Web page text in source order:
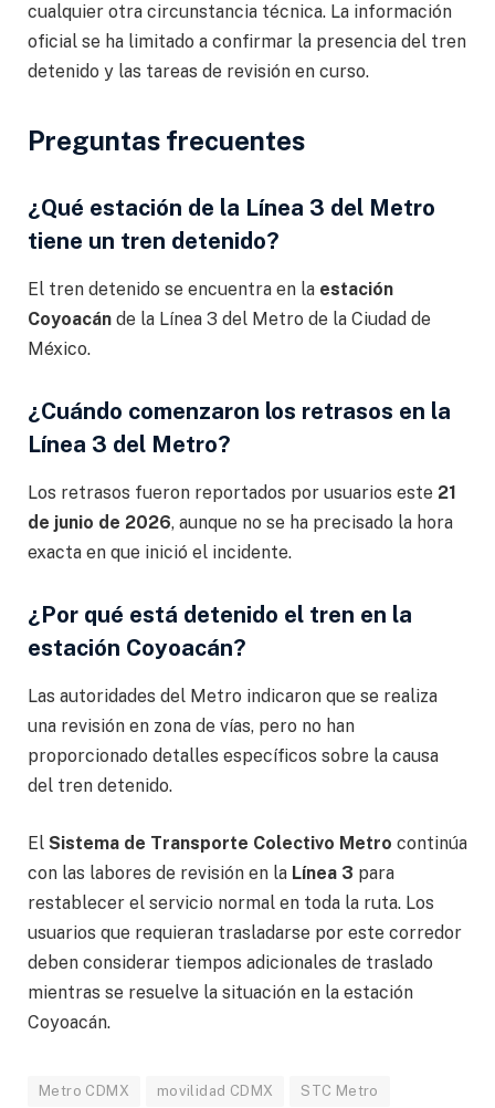
cualquier otra circunstancia técnica. La información
oficial se ha limitado a confirmar la presencia del tren
detenido y las tareas de revisión en curso.
Preguntas frecuentes
¿Qué estación de la Línea 3 del Metro
tiene un tren detenido?
El tren detenido se encuentra en la estación
Coyoacán de la Línea 3 del Metro de la Ciudad de
México.
¿Cuándo comenzaron los retrasos en la
Línea 3 del Metro?
Los retrasos fueron reportados por usuarios este 21
de junio de 2026, aunque no se ha precisado la hora
exacta en que inició el incidente.
¿Por qué está detenido el tren en la
estación Coyoacán?
Las autoridades del Metro indicaron que se realiza
una revisión en zona de vías, pero no han
proporcionado detalles específicos sobre la causa
del tren detenido.
El Sistema de Transporte Colectivo Metro continúa
con las labores de revisión en la Línea 3 para
restablecer el servicio normal en toda la ruta. Los
usuarios que requieran trasladarse por este corredor
deben considerar tiempos adicionales de traslado
mientras se resuelve la situación en la estación
Coyoacán.
Metro CDMX movilidad CDMX STC Metro